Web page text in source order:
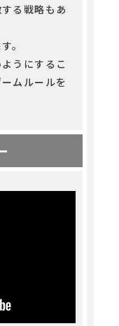
る戦略もあ
。
うにするこ
ムルールを